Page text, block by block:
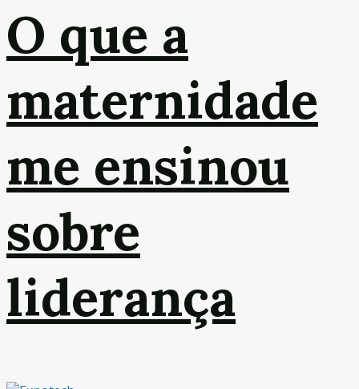
O que a
maternidade
me ensinou
sobre
liderança